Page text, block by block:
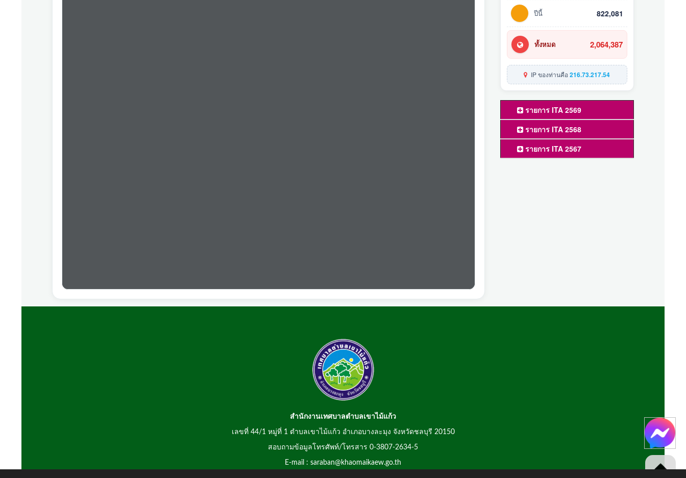
ปีนี้ 822,081
ทั้งหมด 2,064,387
IP ของท่านคือ216.73.217.54
รายการ ITA 2569
รายการ ITA 2568
รายการ ITA 2567
สำนักงานเทศบาลตำบลเขาไม้แก้ว
เลขที่ 44/1 หมู่ที่ 1 ตำบลเขาไม้แก้ว อำเภอบางละมุง จังหวัดชลบุรี 20150
สอบถามข้อมูลโทรศัพท์/โทรสาร 0-3807-2634-5
E-mail : saraban@khaomaikaew.go.th